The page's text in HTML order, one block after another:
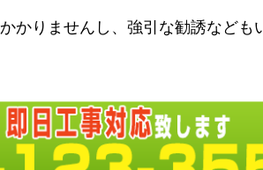
かりませんし、強引な勧誘なども